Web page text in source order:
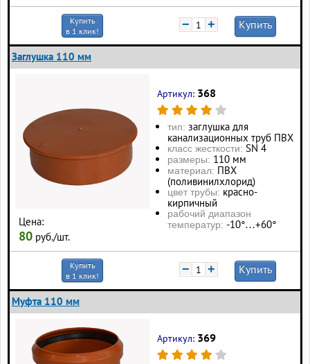
Купить
в 1 клик!
− + Купить
Заглушка 110 мм
Цена:
80 руб./шт.
Артикул: 368
тип: заглушка для
канализационных труб ПВХ
класс жесткости: SN 4
размеры: 110 мм
материал: ПВХ
(поливинилхлорид)
цвет трубы: красно-
кирпичный
рабочий диапазон
температур: -10°…+60°
Купить
в 1 клик!
− + Купить
Муфта 110 мм
Артикул: 369